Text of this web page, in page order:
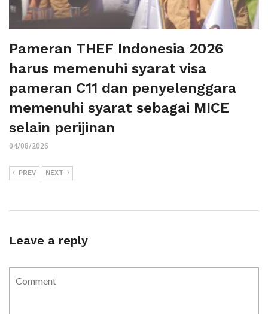
Pameran THEF Indonesia 2026
harus memenuhi syarat visa
pameran C11 dan penyelenggara
memenuhi syarat sebagai MICE
selain perijinan
04/08/2026
PREV NEXT
Leave a reply